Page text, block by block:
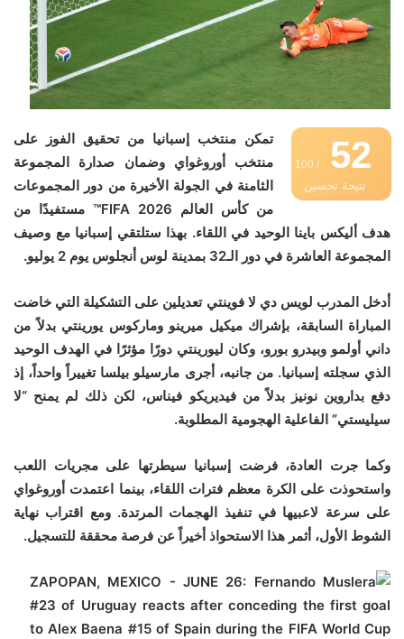
52
/ 100
نتيجة تحسين
تمكن منتخب إسبانيا من تحقيق الفوز على
منتخب أوروغواي وضمان صدارة المجموعة
الثامنة في الجولة الأخيرة من دور المجموعات
من كأس العالم FIFA 2026™ مستفيدًا من
هدف أليكس باينا الوحيد في اللقاء. بهذا ستلتقي إسبانيا مع وصيف
المجموعة العاشرة في دور الـ32 بمدينة لوس أنجلوس يوم 2 يوليو.
أدخل المدرب لويس دي لا فوينتي تعديلين على التشكيلة التي خاضت
المباراة السابقة، بإشراك ميكيل ميرينو وماركوس يورينتي بدلاً من
داني أولمو وبيدرو بورو، وكان ليورينتي دورًا مؤثرًا في الهدف الوحيد
الذي سجلته إسبانيا. من جانبه، أجرى مارسيلو بيلسا تغييراً واحداً، إذ
دفع بداروين نونيز بدلاً من فيديريكو فيناس، لكن ذلك لم يمنح “لا
سيليستي” الفاعلية الهجومية المطلوبة.
وكما جرت العادة، فرضت إسبانيا سيطرتها على مجريات اللعب
واستحوذت على الكرة معظم فترات اللقاء، بينما اعتمدت أوروغواي
على سرعة لاعبيها في تنفيذ الهجمات المرتدة. ومع اقتراب نهاية
الشوط الأول، أثمر هذا الاستحواذ أخيراً عن فرصة محققة للتسجيل.